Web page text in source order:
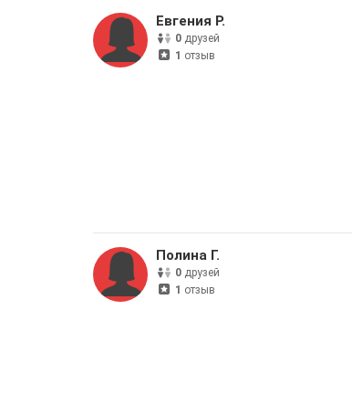
Евгения Р.
0 друзей
1 отзыв
Полина Г.
0 друзей
1 отзыв